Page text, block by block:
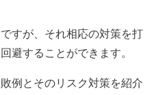
すが、それ相応の対策を打
避することができます。
例とそのリスク対策を紹介